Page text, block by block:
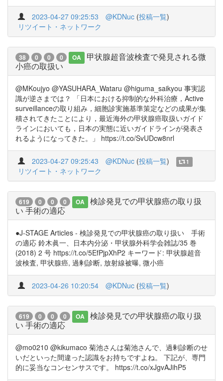
2023-04-27 09:25:53 @KDNuc (投稿一覧)
リツイート・ネットワーク
38 0 0 0 OA
甲状腺超音波検査で発見される微
小癌の取扱い
@MKoujyo @YASUHARA_Wataru @higuma_saikyou 事実認
識が逆さまでは？ 「日本における抑制的な外科治療，Active
surveillanceの取り組み，細胞診実施基準策定などの成果が集
積されてきたことにより，最近海外の甲状腺癌取扱いガイド
ラインにおいても，日本の実態に近いガイドラインが発表さ
れるようになってきた。」 https://t.co/SvUDcw8nrl
2023-04-27 09:25:43 @KDNuc (投稿一覧) 1
リツイート・ネットワーク
619 0 0 0 OA
検診発見での甲状腺癌の取り扱
い 手術の適応
●J-STAGE Articles - 検診発見での甲状腺癌の取り扱い 手術
の適応 鈴木眞一、日本内分泌・甲状腺外科学会雑誌/35 巻
(2018) 2 号 https://t.co/5EfPjpXhP2 キーワード: 甲状腺超音
波検査, 甲状腺癌, 過剰診断, 放射線被曝, 微小癌
2023-04-26 10:20:54 @KDNuc (投稿一覧)
619 0 0 0 OA
検診発見での甲状腺癌の取り扱
い 手術の適応
@mo0210 @kikumaco 菊池さんは菊池さんで、過剰診断のせ
いだといった間違った認識をお持ちですよね。 下記が、専門
的に妥当なコンセンサスです。 https://t.co/xJgvAJihP5